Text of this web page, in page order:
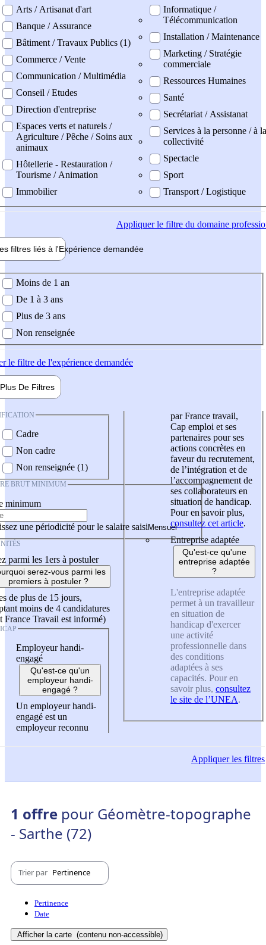
Arts / Artisanat d'art
Banque / Assurance
Bâtiment / Travaux Publics (1)
Commerce / Vente
Communication / Multimédia
Conseil / Etudes
Direction d'entreprise
Espaces verts et naturels /
Agriculture / Pêche / Soins aux
animaux
Hôtellerie - Restauration /
Tourisme / Animation
Immobilier
Informatique /
Télécommunication
Installation / Maintenance
Marketing / Stratégie
commerciale
Ressources Humaines
Santé
Secrétariat / Assistanat
Services à la personne / à la
collectivité
Spectacle
Sport
Transport / Logistique
Appliquerle filtre du domaine
filtres liés à l'Expérience demandée
demandée
Moins de 1 an
De 1 à 3 ans
Plus de 3 ans
Non renseignée
le filtre de l'expérience demandée
Plus De Filtres
Cadre
Non cadre
Non renseignée (1)
BRUT MINIMUM
minimum
une périodicité pour le salaire saisi
parmi les 1ers à postuler
serez-vous parmi les
premiers à postuler ?
de plus de 15 jours,
moins de 4 candidatures
France Travail est informé)
Employeur handi-
engagé
Qu'est-ce qu'un
employeur handi-
engagé ?
Un employeur handi-
engagé est un
employeur reconnu
par France travail,
Cap emploi et ses
partenaires pour ses
actions concrètes en
faveur du recrutement,
de l’intégration et de
l’accompagnement de
ses collaborateurs en
situation de handicap.
Pour en savoir plus,
consultez cet article.
Entreprise adaptée
Qu'est-ce qu'une
entreprise adaptée
?
L'entreprise adaptée
permet à un travailleur
en situation de
handicap d'exercer
une activité
professionnelle dans
des conditions
adaptées à ses
capacités. Pour en
savoir plus, consultez
le site de l’UNEA.
Appliquerles filtres
1 offre pour Géomètre-topographe
- Sarthe (72)
Trier par Pertinence
Pertinence
Date
Afficher la carte (contenu non-accessible)